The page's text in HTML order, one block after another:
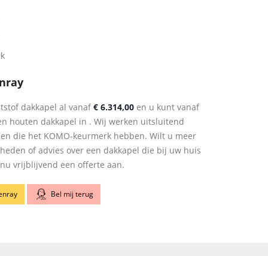
dakkapel al vanaf€ 6.314,00 en u kunt vanaf
houten dakkapel in . Wij werken uitsluitend
die het KOMO-keurmerk hebben. Wilt u meer
of advies over een dakkapel die bij uw huis
vrijblijvend een offerte aan.
Bel mij terug